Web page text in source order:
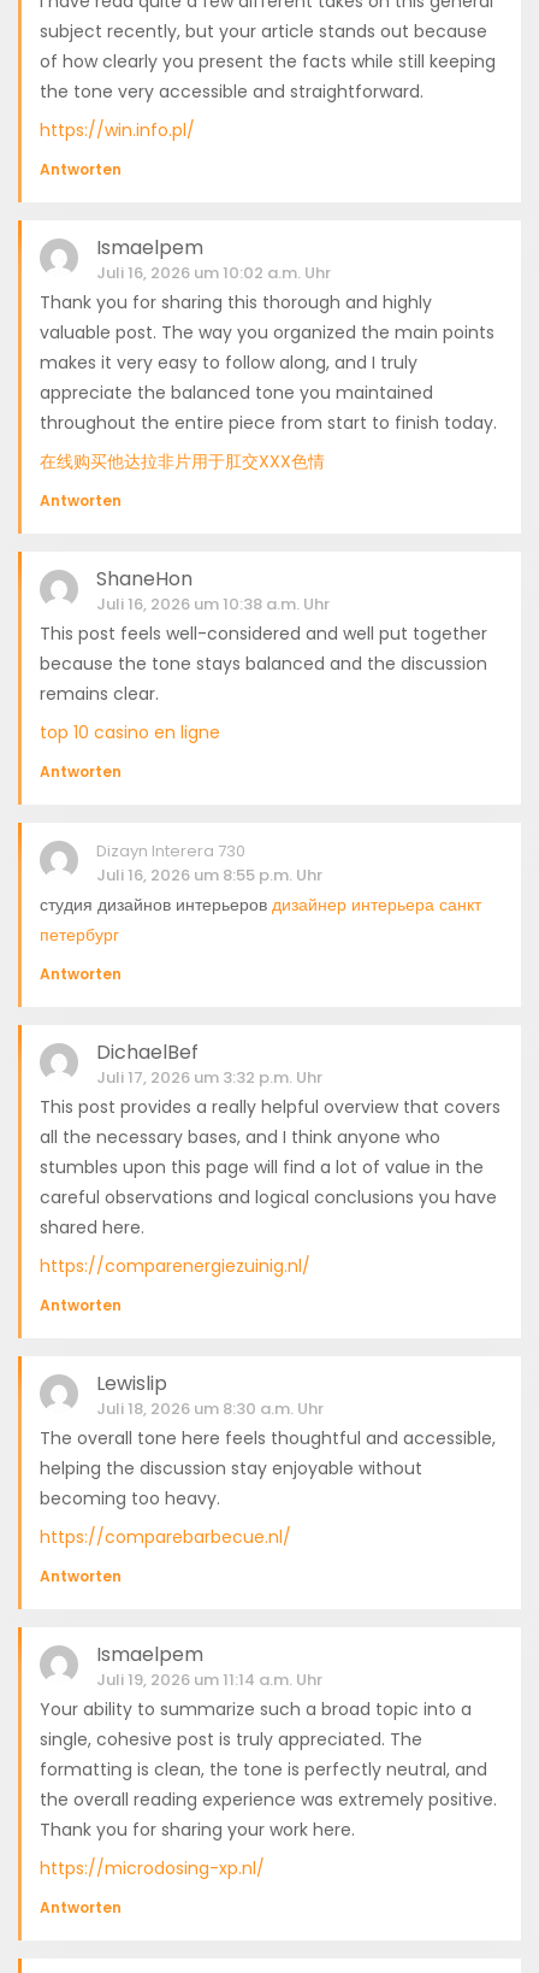
subject recently, but your article stands out because
of how clearly you present the facts while still keeping
the tone very accessible and straightforward.
https://win.info.pl/
Antworten
Ismaelpem
Juli 16, 2026 um 10:02 a.m. Uhr
Thank you for sharing this thorough and highly
valuable post. The way you organized the main points
makes it very easy to follow along, and I truly
appreciate the balanced tone you maintained
throughout the entire piece from start to finish today.
在线购买他达拉非片用于肛交XXX色情
Antworten
ShaneHon
Juli 16, 2026 um 10:38 a.m. Uhr
This post feels well-considered and well put together
because the tone stays balanced and the discussion
remains clear.
top 10 casino en ligne
Antworten
Dizayn Interera 730
Juli 16, 2026 um 8:55 p.m. Uhr
студия дизайнов интерьеров дизайнер интерьера санкт
петербург
Antworten
DichaelBef
Juli 17, 2026 um 3:32 p.m. Uhr
This post provides a really helpful overview that covers
all the necessary bases, and I think anyone who
stumbles upon this page will find a lot of value in the
careful observations and logical conclusions you have
shared here.
https://comparenergiezuinig.nl/
Antworten
Lewislip
Juli 18, 2026 um 8:30 a.m. Uhr
The overall tone here feels thoughtful and accessible,
helping the discussion stay enjoyable without
becoming too heavy.
https://comparebarbecue.nl/
Antworten
Ismaelpem
Juli 19, 2026 um 11:14 a.m. Uhr
Your ability to summarize such a broad topic into a
single, cohesive post is truly appreciated. The
formatting is clean, the tone is perfectly neutral, and
the overall reading experience was extremely positive.
Thank you for sharing your work here.
https://microdosing-xp.nl/
Antworten